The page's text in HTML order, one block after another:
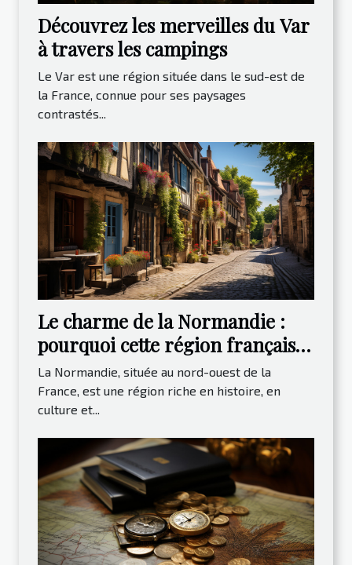
Découvrez les merveilles du Var
à travers les campings
Le Var est une région située dans le sud-est de
la France, connue pour ses paysages
contrastés...
Le charme de la Normandie :
pourquoi cette région française
est-elle une destination de choix
pour les voyageurs ?
La Normandie, située au nord-ouest de la
France, est une région riche en histoire, en
culture et...